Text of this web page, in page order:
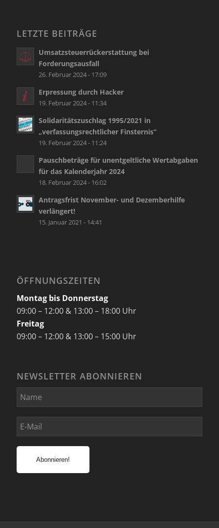
LETZTE BEITRÄGE
Umsatzsteuerrückerstattung bei
Forderungsausfall
26. Februar 2024 - 17:09
Erpressung durch Hacker
19. Februar 2024 - 11:34
Solidaritätszuschlag 1995/2021 in
„verfassungsrechtlicher Finsternis“
19. Februar 2024 - 11:24
Pauschbeträge für unentgeltliche Wertabgaben
für das Kalenderjahr 2024
18. Februar 2024 - 16:02
Antragsfrist November- und Dezemberhilfe
verlängert!
15. Januar 2021 - 14:41
ÖFFNUNGSZEITEN
Montag bis Donnerstag
09:00 – 12:00 & 13:00 – 18:00 Uhr
Freitag
09:00 – 12:00 & 13:00 – 15:00 Uhr
NEWSLETTER ABONNIEREN